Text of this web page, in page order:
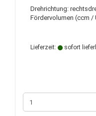
Drehrichtung:
Fördervolumen (ccm /
Lieferzeit: sofort